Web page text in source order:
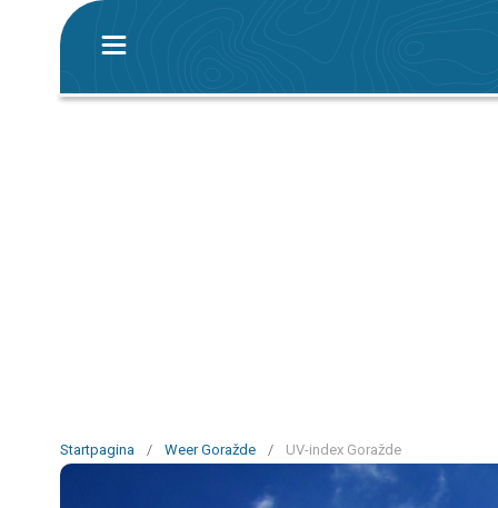
Startpagina / Weer Goražde / UV-index Goražde